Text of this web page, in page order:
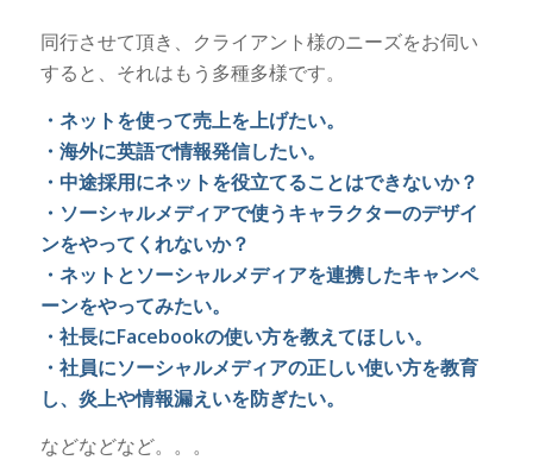
同行させて頂き、クライアント様のニーズをお伺い
すると、それはもう多種多様です。
・ネットを使って売上を上げたい。
・海外に英語で情報発信したい。
・中途採用にネットを役立てることはできないか？
・ソーシャルメディアで使うキャラクターのデザイ
ンをやってくれないか？
・ネットとソーシャルメディアを連携したキャンペ
ーンをやってみたい。
・社長にFacebookの使い方を教えてほしい。
・社員にソーシャルメディアの正しい使い方を教育
し、炎上や情報漏えいを防ぎたい。
などなどなど。。。